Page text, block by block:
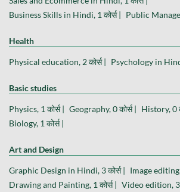
Business Skills in Hindi, 1 कोर्स | Public
Health
Physical education, 2 कोर्स | Psychology in
Basic studies
Physics, 1 कोर्स | Geography, 0 कोर्स | History, 0
Biology, 1 कोर्स |
Art and Design
Graphic Design in Hindi, 3 कोर्स | Image editing,
Drawing and Painting, 1 कोर्स | Video edition, 3